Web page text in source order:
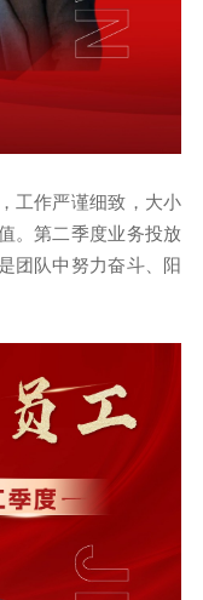
工作严谨细致，大小
。第二季度业务投放
团队中努力奋斗、阳